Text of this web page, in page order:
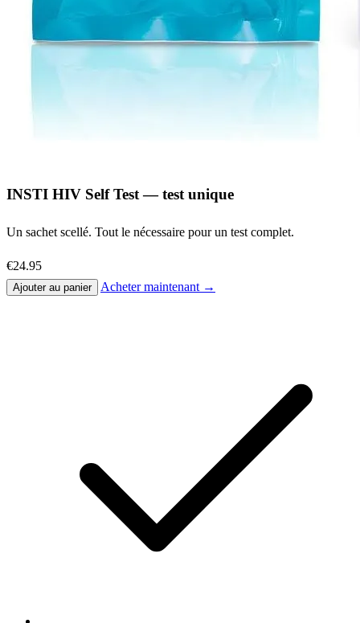
INSTI HIV Self Test — test unique
Un sachet scellé. Tout le nécessaire pour un test complet.
€24.95
Ajouter au panier Acheter maintenant →